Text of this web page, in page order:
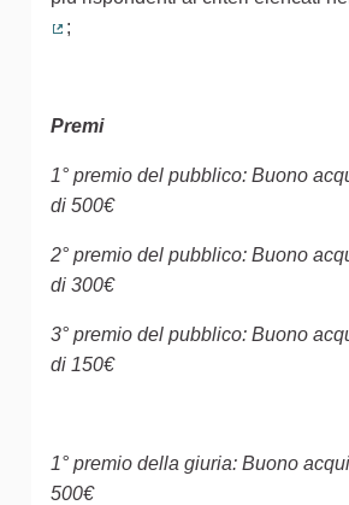
;
Premi
1° premio del pubblico: Buono
di 500€
2° premio del pubblico: Buono
di 300€
3° premio del pubblico: Buono
di 150€
1° premio della giuria: Buono
500€